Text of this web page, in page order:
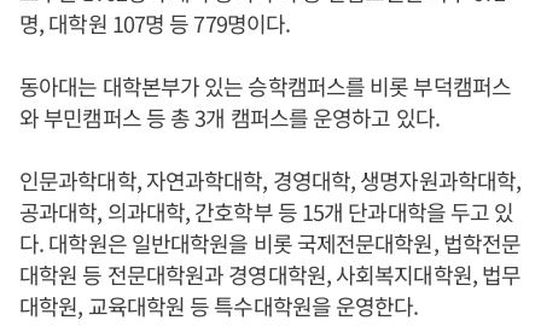
명, 대학원 107명 등 779명이다.
동아대는 대학본부가 있는 승학캠퍼스를 비롯 부덕캠퍼스
와 부민캠퍼스 등 총 3개 캠퍼스를 운영하고 있다.
인문과학대학, 자연과학대학, 경영대학, 생명자원과학대학,
공과대학, 의과대학, 간호학부 등 15개 단과대학을 두고 있
다. 대학원은 일반대학원을 비롯 국제전문대학원, 법학전문
대학원 등 전문대학원과 경영대학원, 사회복지대학원, 법무
대학원, 교육대학원 등 특수대학원을 운영한다.